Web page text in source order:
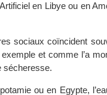
en Libye ou en
sociaux coïncident
et comme l’a
sécheresse.
ou en Egypte,